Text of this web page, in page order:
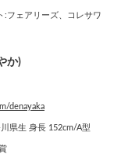
:フェアリーズ、コレサワ
か)
denayaka
県生 身長 152cm/A型